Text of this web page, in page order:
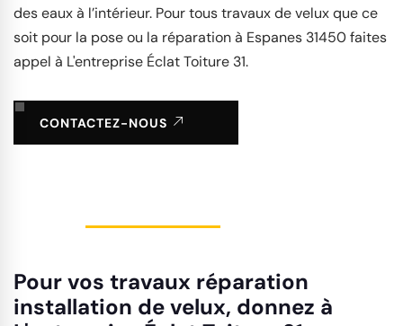
des eaux à l’intérieur. Pour tous travaux de velux que ce
soit pour la pose ou la réparation à Espanes 31450 faites
appel à L'entreprise Éclat Toiture 31.
CONTACTEZ-NOUS
Pour vos travaux réparation
installation de velux, donnez à